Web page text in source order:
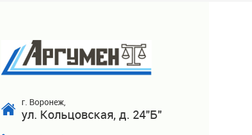
г. Воронеж,
ул. Кольцовская, д. 24"Б"